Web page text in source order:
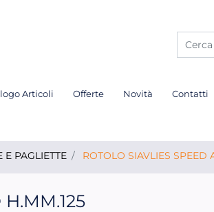
Articoli Offerte Novità Contatti
E PAGLIETTE ROTOLO SIAVLIES SPEED